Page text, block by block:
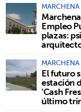
MARCHENA
Empleo
plazas:
MARCHENA
El futuro
estación
'Cash
último